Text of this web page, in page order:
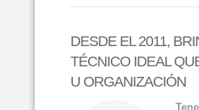
DESDE EL 2011,
TÉCNICO IDEAL
U ORGANIZACIÓN